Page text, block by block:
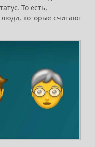
То есть,
люди, которые считают